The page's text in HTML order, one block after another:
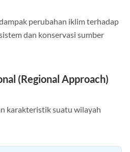
perubahan iklim terhadap
dan konservasi sumber
(Regional Approach)
karakteristik suatu wilayah